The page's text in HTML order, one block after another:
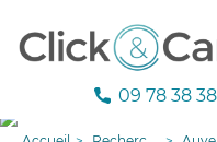
09 78 38